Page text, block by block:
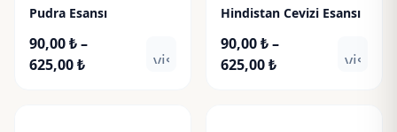
Pudra Esansı
90,00₺–
625,00₺Fiyat
visibility
Hindistan Cevizi Esansı
90,00₺–
625,00₺Fiyat